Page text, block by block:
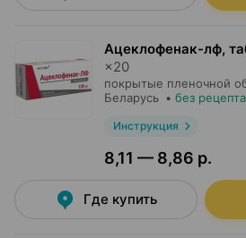
Ацеклофенак-лф,
×20
покрытые пленочной
Беларусь • без рецепта
Инструкция
8,11 — 8,86 р.
Где купить